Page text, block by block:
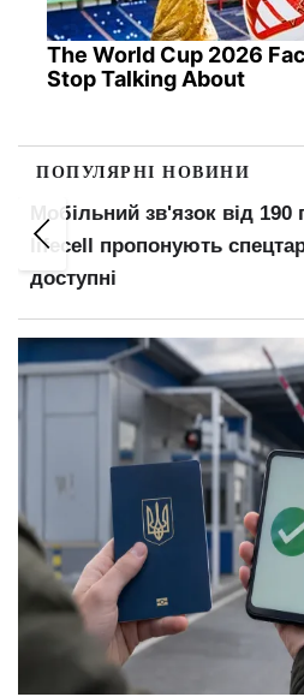
The World Cup 2026
Stop Talking About
ПОПУЛЯРНІ НОВИНИ
Штраф за середній
фарами: водійські